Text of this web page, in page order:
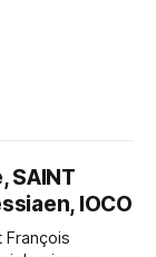
SAINT
IOCO
François